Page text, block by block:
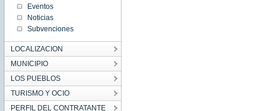
Eventos
Noticias
Subvenciones
LOCALIZACION
MUNICIPIO
LOS PUEBLOS
TURISMO Y OCIO
PERFIL DEL CONTRATANTE